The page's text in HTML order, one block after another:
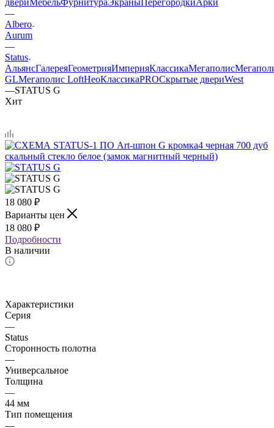
—
Albero
Aurum
—
Status
АльянсГалереяГеометрияИмперияКлассикаМегаполис
GLМегаполис LoftНеоКлассикаPROСкрытые двериWest
—STATUS G
Хит
18 080 ₽
Варианты цен
18 080 ₽
Подробности
В наличии
Характеристики
Серия
—
Status
Сторонность полотна
—
Универсальное
Толщина
—
44 мм
Тип помещения
—